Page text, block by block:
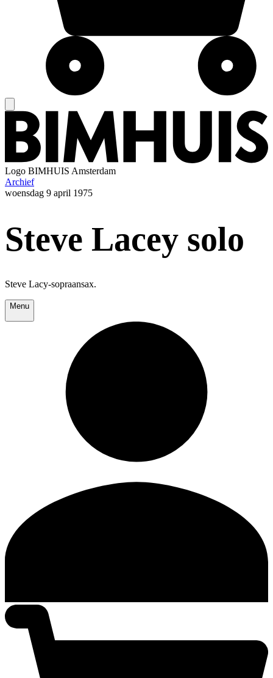
Logo BIMHUIS Amsterdam
Archief
woensdag 9 april 1975
Steve Lacey solo
Steve Lacy-sopraansax.
Menu